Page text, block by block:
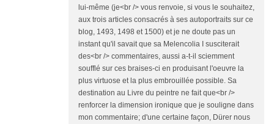
lui-même (je<br /> vous renvoie, si vous le souhaitez,
aux trois articles consacrés à ses autoportraits sur ce
blog, 1493, 1498 et 1500) et je ne doute pas un
instant qu'il savait que sa Melencolia I susciterait
des<br /> commentaires, aussi a-t-il sciemment
soufflé sur ces braises-ci en produisant l'oeuvre la
plus virtuose et la plus embrouillée possible. Sa
destination au Livre du peintre ne fait que<br />
renforcer la dimension ironique que je souligne dans
mon commentaire; d'une certaine façon, Dürer nous